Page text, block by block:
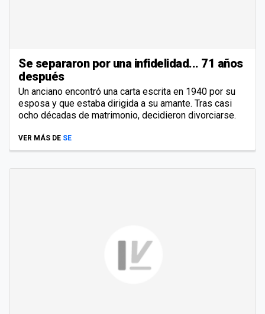
Se separaron por una infidelidad... 71 años
después
Un anciano encontró una carta escrita en 1940 por su
esposa y que estaba dirigida a su amante. Tras casi
ocho décadas de matrimonio, decidieron divorciarse.
VER MÁS DE SE